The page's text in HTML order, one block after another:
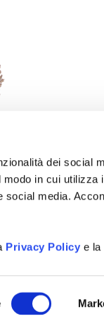
dei social
in cui utilizza
social media.
Privacy Policy e la
diHappy